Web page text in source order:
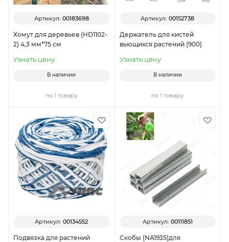
Артикул: 00183698
Хомут для деревьев (HD1102-
2) 4,3 мм*75 см
Узнать цену
В наличии
по 1 товару
Артикул:00152738
Держатель для кистей
вьющихся растений (900)
Узнать цену
В наличии
по 1 товару
Артикул:00134552
Подвязка для растений
Артикул: 00111851
Скобы (NA1935)для